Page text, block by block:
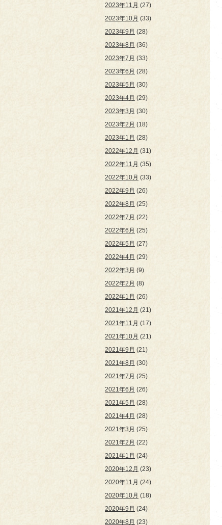
2023年11月 (27)
2023年10月 (33)
2023年9月 (28)
2023年8月 (36)
2023年7月 (33)
2023年6月 (28)
2023年5月 (30)
2023年4月 (29)
2023年3月 (30)
2023年2月 (18)
2023年1月 (28)
2022年12月 (31)
2022年11月 (35)
2022年10月 (33)
2022年9月 (26)
2022年8月 (25)
2022年7月 (22)
2022年6月 (25)
2022年5月 (27)
2022年4月 (29)
2022年3月 (9)
2022年2月 (8)
2022年1月 (26)
2021年12月 (21)
2021年11月 (17)
2021年10月 (21)
2021年9月 (21)
2021年8月 (30)
2021年7月 (25)
2021年6月 (26)
2021年5月 (28)
2021年4月 (28)
2021年3月 (25)
2021年2月 (22)
2021年1月 (24)
2020年12月 (23)
2020年11月 (24)
2020年10月 (18)
2020年9月 (24)
2020年8月 (23)